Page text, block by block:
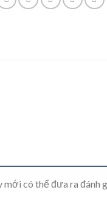
mới có thể đưa ra đánh